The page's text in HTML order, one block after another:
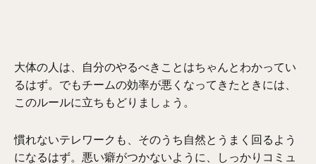
大体の人は、自分のやるべきことはちゃんとわかってい
るはず。でもチームの効率が悪くなってきたときには、
このルールに立ちもどりましょう。
慣れないテレワークも、そのうち自然とうまく回るよう
になるはず。悪い癖がつかないように、しっかりコミュ